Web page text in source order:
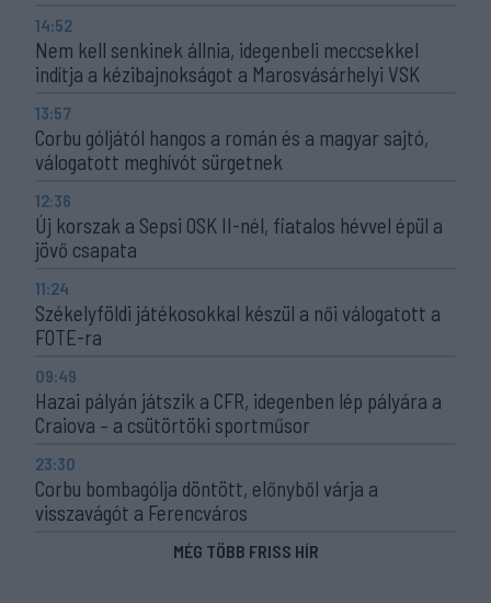
14:52
Nem kell senkinek állnia, idegenbeli meccsekkel
indítja a kézibajnokságot a Marosvásárhelyi VSK
13:57
Corbu góljától hangos a román és a magyar sajtó,
válogatott meghívót sürgetnek
12:36
Új korszak a Sepsi OSK II-nél, fiatalos hévvel épül a
jövő csapata
11:24
Székelyföldi játékosokkal készül a női válogatott a
FOTE-ra
09:49
Hazai pályán játszik a CFR, idegenben lép pályára a
Craiova – a csütörtöki sportműsor
23:30
Corbu bombagólja döntött, előnyből várja a
visszavágót a Ferencváros
MÉG TÖBB FRISS HÍR